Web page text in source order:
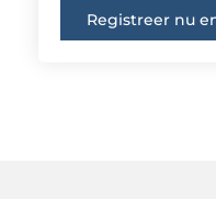
Registreer nu